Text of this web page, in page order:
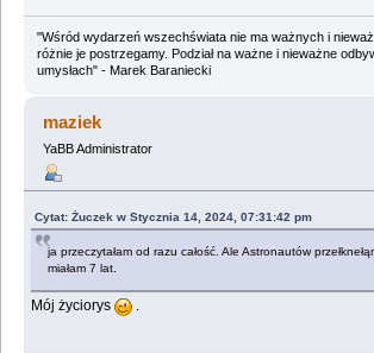
"Wśród wydarzeń wszechświata nie ma ważnych i
różnie je postrzegamy. Podział na ważne i nieważne
umysłach" - Marek Baraniecki
maziek
YaBB Administrator
Cytat: Żuczek w Stycznia 14, 2024, 07:31:42 pm
ja przeczytałam od razu całość. Ale Astronautów
miałam 7 lat.
Mój życiorys